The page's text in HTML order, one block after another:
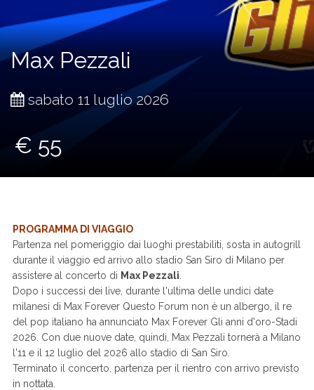
Max Pezzali
sabato 11 luglio 2026
€ 55
PROGRAMMA DI VIAGGIO
Partenza nel pomeriggio dai luoghi prestabiliti, sosta in autogrill
durante il viaggio ed arrivo allo stadio San Siro di Milano per
assistere al concerto di Max Pezzali
Dopo i successi dei live, durante l'ultima delle undici date
milanesi di Max Forever Questo Forum non è un albergo, il re
del pop italiano ha annunciato Max Forever Gli anni d'oro-Stadi
2026. Con due nuove date, quindi, Max Pezzali tornerà a Milano
l'11 e il 12 luglio del 2026 allo stadio di San Siro.
Terminato il concerto, partenza per il rientro con arrivo previsto
in nottata.